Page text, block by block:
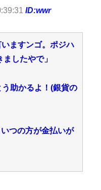
ID:wwr
ますンゴ。ポジハ
したやで」
助かるよ！(銀貨の
つの方が金払いが